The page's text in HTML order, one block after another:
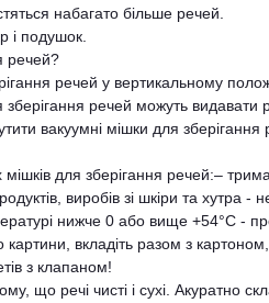
набагато більше речей.
і подушок.
речей?
речей у вертикальному
речей можуть видавати
вакуумні мішки для
для зберігання речей:–
виробів зі шкіри та хутра
нижче 0 або вище +54°C -
картини, вкладіть разом з
з клапаном!
що речі чисті і сухі. Акуратно